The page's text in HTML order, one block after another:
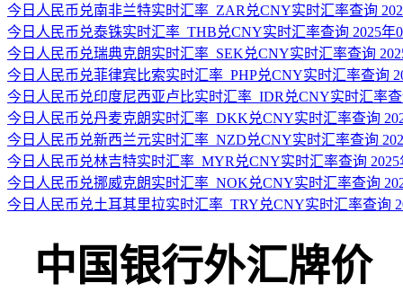
今日人民币兑南非兰特实时汇率_ZAR兑CNY实时汇率查询
今日人民币兑泰铢实时汇率_THB兑CNY实时汇率查询 2025年
今日人民币兑瑞典克朗实时汇率_SEK兑CNY实时汇率查询
今日人民币兑菲律宾比索实时汇率_PHP兑CNY实时汇率查询
今日人民币兑印度尼西亚卢比实时汇率_IDR兑CNY实时汇率查
今日人民币兑丹麦克朗实时汇率_DKK兑CNY实时汇率查询
今日人民币兑新西兰元实时汇率_NZD兑CNY实时汇率查询
今日人民币兑林吉特实时汇率_MYR兑CNY实时汇率查询 2025
今日人民币兑挪威克朗实时汇率_NOK兑CNY实时汇率查询
今日人民币兑土耳其里拉实时汇率_TRY兑CNY实时汇率查询
中国银行外汇牌价